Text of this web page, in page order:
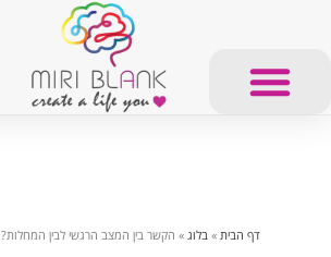
דף הבית » בלוג » הקשר בין המצב הרגשי לבין המחלות?